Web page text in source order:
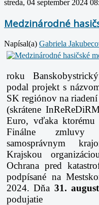
streda, 04 september 2024
Medzinárodné
Napísal(a) Gabriela
roku
podal projekt s
SK regiónov na
(skrátene
Euro, vďaka ktorému
Finálne zmluvy
samosprávnym
Krajskou
Ochrana pred
podpísané na
2024.Dňa 31.
podujatie